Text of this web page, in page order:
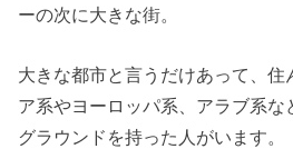
ーの次に大きな街。
大きな都市と言うだけあって、住
ア系やヨーロッパ系、アラブ系な
グラウンドを持った人がいます。